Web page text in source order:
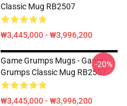
Classic Mug RB2507
₩3,445,000 - ₩3,996,200
Game Grumps Mugs - Game
Grumps Classic Mug RB2507
₩3,445,000 - ₩3,996,200
-20%